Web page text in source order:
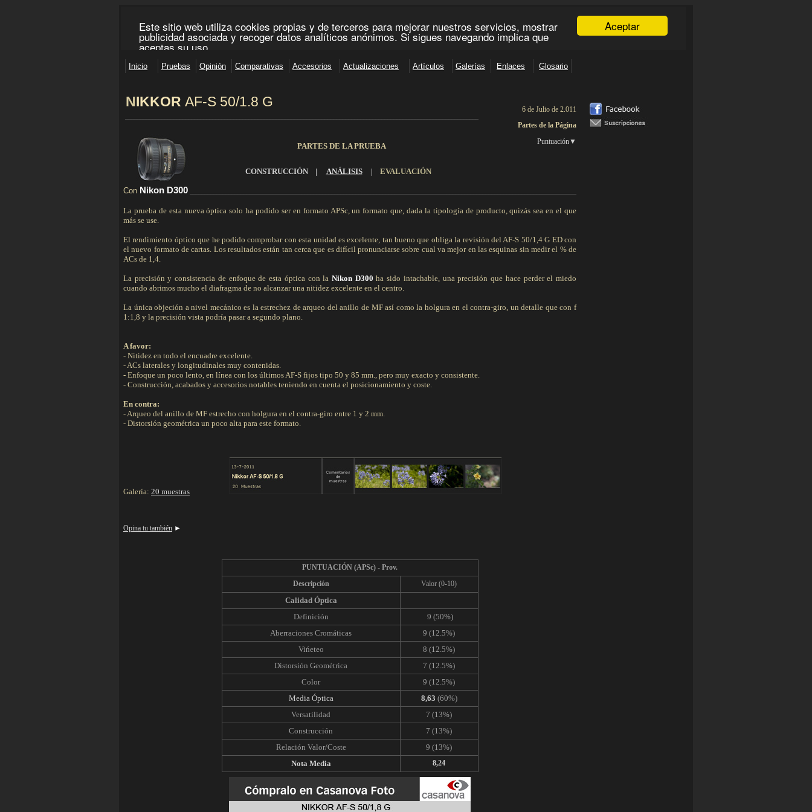
NIKKOR AF-S 50/1.8 G
6 de Julio de 2.011
Partes de la Página
Puntuación▼
PARTES DE LA PRUEBA
CONSTRUCCIÓN | ANÁLISIS | EVALUACIÓN
Con Nikon D300
La prueba de esta nueva óptica solo ha podido ser en formato APSc, un formato que, dada la tipología de producto, quizás sea en el que
más se use.
El rendimiento óptico que he podido comprobar con esta unidad es excelente, tan bueno que obliga la revisión del AF-S 50/1,4 G ED con
el nuevo formato de cartas. Los resultados están tan cerca que es difícil pronunciarse sobre cual va mejor en las esquinas sin medir el % de
ACs de 1,4.
La precisión y consistencia de enfoque de esta óptica con la Nikon D300 ha sido intachable, una precisión que hace perder el miedo
cuando abrimos mucho el diafragma de no alcanzar una nitidez excelente en el centro.
La única objeción a nivel mecánico es la estrechez de arqueo del anillo de MF así como la holgura en el contra-giro, un detalle que con f
1:1,8 y la precisión vista podría pasar a segundo plano.
A favor:
- Nitidez en todo el encuadre excelente.
- ACs laterales y longitudinales muy contenidas.
- Enfoque un poco lento, en línea con los últimos AF-S fijos tipo 50 y 85 mm., pero muy exacto y consistente.
- Construcción, acabados y accesorios notables teniendo en cuenta el posicionamiento y coste.
En contra:
- Arqueo del anillo de MF estrecho con holgura en el contra-giro entre 1 y 2 mm.
- Distorsión geométrica un poco alta para este formato.
Galería: 20 muestras
Opina tu también ►
PUNTUACIÓN (APSc) - Prov.
Descripción
Valor (0-10)
Calidad Óptica
Definición
9 (50%)
Aberraciones Cromáticas
9 (12.5%)
Vińeteo
8 (12.5%)
Distorsión Geométrica
7 (12.5%)
Color
9 (12.5%)
Media Óptica
8,63 (60%)
Versatilidad
7 (13%)
Construcción
7 (13%)
Relación Valor/Coste
9 (13%)
Nota Media
8,24